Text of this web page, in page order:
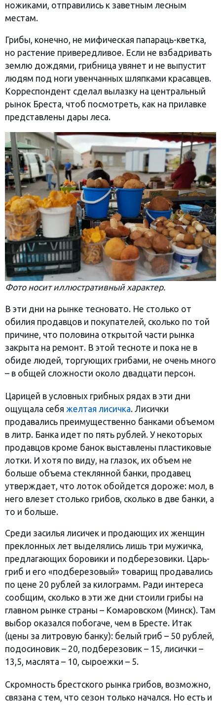
ножиками, отправились к заветным лесным
местам.
Грибы, конечно, не мифическая папараць-кветка,
но растение привередливое. Если не взбадривать
землю дождями, грибница увянет и не выпустит
людям под ноги увенчанных шляпками красавцев.
Корреспондент сделал вылазку на центральный
рынок Бреста, чтоб посмотреть, как на прилавке
представлены дары леса.
Фото носит иллюстративный характер.
В эти дни на рынке тесновато. Не столько от
обилия продавцов и покупателей, сколько по той
причине, что половина открытой части рынка
закрыта на ремонт. В этой тесноте и пока не в
обиде людей, торгующих грибами, не очень много
– в общей сложности около двадцати персон.
Царицей в условных грибных рядах в эти дни
ощущала себя желтая лисичка. Лисички
продавались преимущественно банками объемом
в литр. Банка идет по пять рублей. У некоторых
продавцов кроме банок выставлены пластиковые
лотки. И хотя по виду, на глазок, их объем не
больше объема стеклянной банки, продавец
утверждает, что лоток обойдется дороже: мол, в
него влезет столько грибов, сколько в две банки, а
то и больше.
Среди засилья лисичек и продающих их женщин
преклонных лет выделялись лишь три мужичка,
предлагающих боровики и подберезовики. Царь-
гриб и его «подберезовый» товарищ продавались
по цене 20 рублей за килограмм. Ради интереса
сообщим, сколько в эти же дни стоили грибы на
главном рынке страны – Комаровском (Минск). Там
выбор оказался побогаче, чем в Бресте. Итак
(цены за литровую банку): белый гриб – 50 рублей,
подосиновик – 20, подберезовик – 15, лисички –
13,5, маслята – 10, сыроежки – 5.
Скромность брестского рынка грибов, возможно,
связана с тем, что сезон только начался. Но есть и